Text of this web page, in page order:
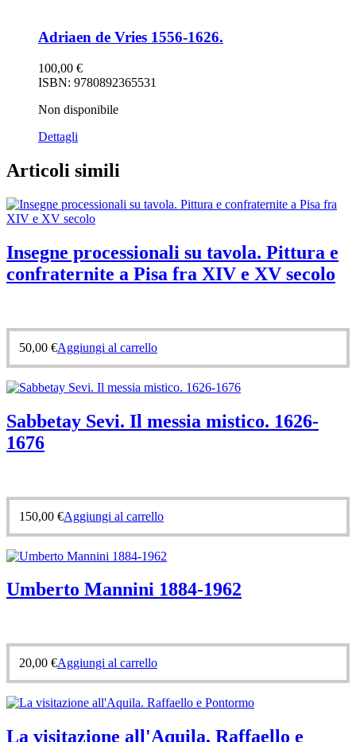
Adriaen de Vries 1556-1626.
100,00 €
ISBN: 9780892365531
Non disponibile
Dettagli
Articoli simili
Insegne processionali su tavola. Pittura e
confraternite a Pisa fra XIV e XV secolo
50,00 €Aggiungi al carrello
Sabbetay Sevi. Il messia mistico. 1626-
1676
150,00 €Aggiungi al carrello
Umberto Mannini 1884-1962
20,00 €Aggiungi al carrello
La visitazione all'Aquila. Raffaello e